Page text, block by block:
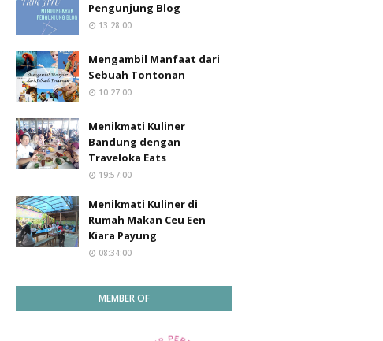
Pengunjung Blog
13:28:00
Mengambil Manfaat dari
Sebuah Tontonan
10:27:00
Menikmati Kuliner
Bandung dengan
Traveloka Eats
19:57:00
Menikmati Kuliner di
Rumah Makan Ceu Een
Kiara Payung
08:34:00
MEMBER OF